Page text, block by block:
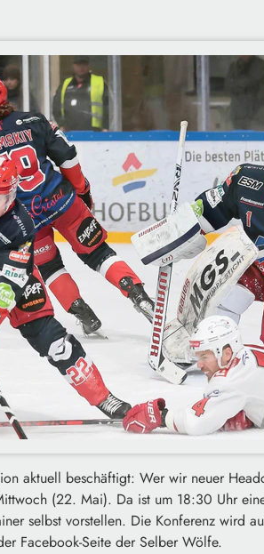
aktuell beschäftigt: Wer wir neuer
(22. Mai). Da ist um 18:30 Uhr
selbst vorstellen. Die Konferenz wird
Facebook-Seite der Selber Wölfe.